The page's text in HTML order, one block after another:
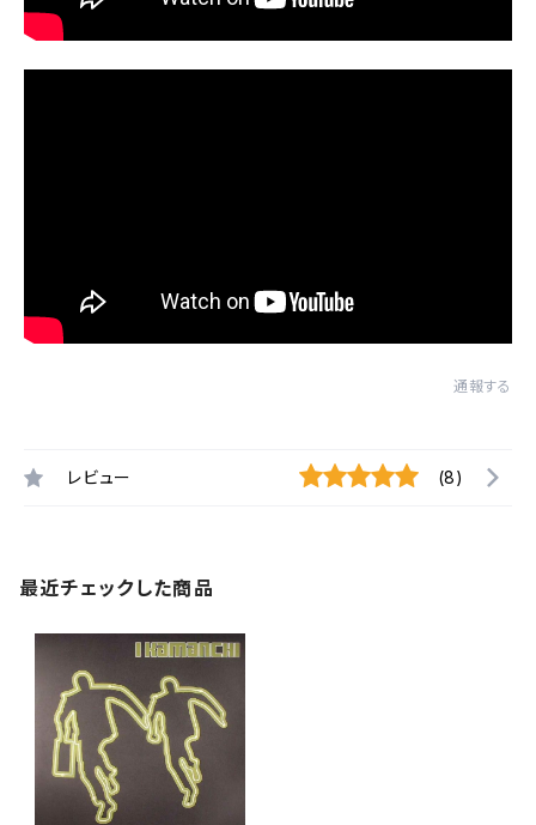
通報する
レビュー (8)
最近チェックした商品